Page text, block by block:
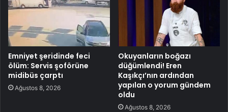
Emniyet şeridinde feci
ölüm: Servis şoförüne
midibüs çarptı
Ağustos 8, 2026
Okuyanların boğazı
düğümlendi! Eren
Kaşıkçı’nın ardından
yapılan o yorum gündem
oldu
Ağustos 8, 2026